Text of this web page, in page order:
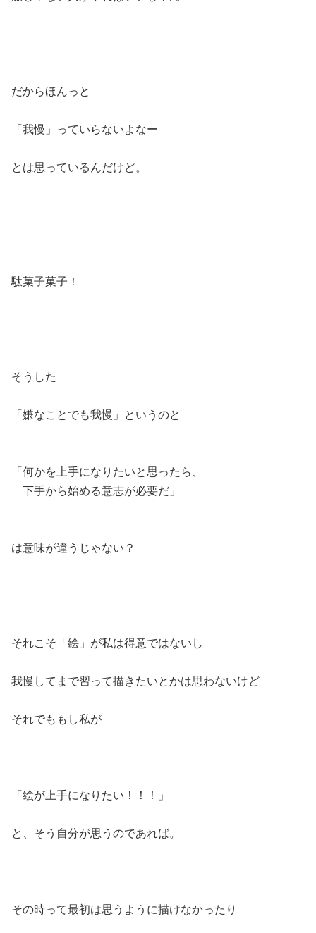
だからほんっと
「我慢」っていらないよなー
とは思っているんだけど。
駄菓子菓子！
そうした
「嫌なことでも我慢」というのと
「何かを上手になりたいと思ったら、
下手から始める意志が必要だ」
は意味が違うじゃない？
それこそ「絵」が私は得意ではないし
我慢してまで習って描きたいとかは思わないけど
それでももし私が
「絵が上手になりたい！！！」
と、そう自分が思うのであれば。
その時って最初は思うように描けなかったり